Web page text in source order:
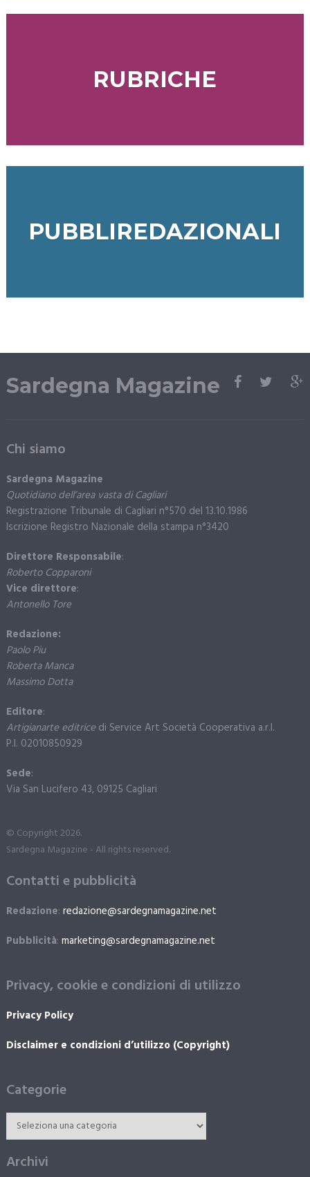
RUBRICHE
PUBBLIREDAZIONALI
Sardegna Magazine
Chi siamo
Sardegna Magazine
Quotidiano dell’area vasta di Cagliari
Registrazione Tribunale di Cagliari n°570 del 13.10.1986
Iscrizione Registro Nazionale della stampa n°3420
Direttore Responsabile:
Roberto Copparoni
Vice direttore:
Antonello Tore
Redazione:
Paolo Piu
Roberta Manca
Massimo Dotta
Editore:
Artigianarte editricedi Service Art Società Cooperativa a.r.l.
P.I. 02010850929
Sede:
Via San Lucifero 43, 09125 Cagliari
© Copyright 2026.
Sardegna Magazine - All rights reserved.
Contatti e pubblicità
Redazione: redazione@sardegnamagazine.net
Pubblicità: marketing@sardegnamagazine.net
Privacy, cookie e condizioni di utilizzo
Privacy Policy
Disclaimer e condizioni d’utilizzo (Copyright)
Categorie
Archivi